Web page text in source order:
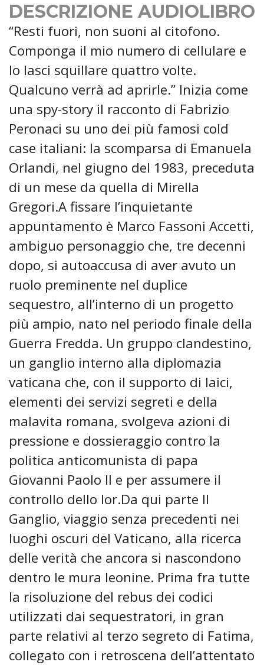
DESCRIZIONE AUDIOLIBRO
“Resti fuori, non suoni al citofono.
Componga il mio numero di cellulare e
lo lasci squillare quattro volte.
Qualcuno verrà ad aprirle.” Inizia come
una spy-story il racconto di Fabrizio
Peronaci su uno dei più famosi cold
case italiani: la scomparsa di Emanuela
Orlandi, nel giugno del 1983, preceduta
di un mese da quella di Mirella
Gregori.A fissare l’inquietante
appuntamento è Marco Fassoni Accetti,
ambiguo personaggio che, tre decenni
dopo, si autoaccusa di aver avuto un
ruolo preminente nel duplice
sequestro, all’interno di un progetto
più ampio, nato nel periodo finale della
Guerra Fredda. Un gruppo clandestino,
un ganglio interno alla diplomazia
vaticana che, con il supporto di laici,
elementi dei servizi segreti e della
malavita romana, svolgeva azioni di
pressione e dossieraggio contro la
politica anticomunista di papa
Giovanni Paolo II e per assumere il
controllo dello Ior.Da qui parte Il
Ganglio, viaggio senza precedenti nei
luoghi oscuri del Vaticano, alla ricerca
delle verità che ancora si nascondono
dentro le mura leonine. Prima fra tutte
la risoluzione del rebus dei codici
utilizzati dai sequestratori, in gran
parte relativi al terzo segreto di Fatima,
collegato con i retroscena dell’attentato